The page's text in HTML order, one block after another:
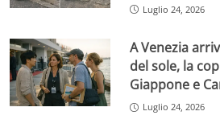
Luglio 24, 2026
A Venezia
del sole, la
Giappone e
Luglio 24, 2026